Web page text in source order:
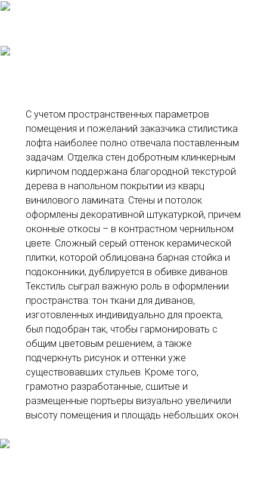
С учетом пространственных параметров
помещения и пожеланий заказчика стилистика
лофта наиболее полно отвечала поставленным
задачам. Отделка стен добротным клинкерным
кирпичом поддержана благородной текстурой
дерева в напольном покрытии из кварц
винилового ламината. Стены и потолок
оформлены декоративной штукатуркой, причем
оконные откосы – в контрастном чернильном
цвете. Сложный серый оттенок керамической
плитки, которой облицована барная стойка и
подоконники, дублируется в обивке диванов.
Текстиль сыграл важную роль в оформлении
пространства: тон ткани для диванов,
изготовленных индивидуально для проекта,
был подобран так, чтобы гармонировать с
общим цветовым решением, а также
подчеркнуть рисунок и оттенки уже
существовавших стульев. Кроме того,
грамотно разработанные, сшитые и
размещенные портьеры визуально увеличили
высоту помещения и площадь небольших окон.